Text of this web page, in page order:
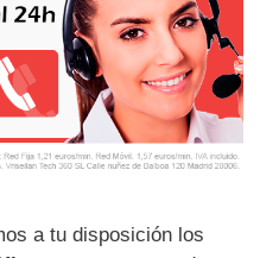
a tu disposición los